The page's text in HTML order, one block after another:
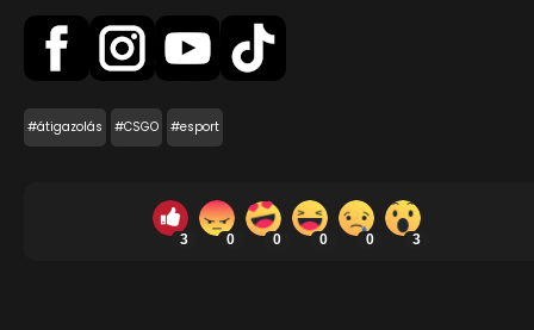
#átigazolás #CSGO #esport
3 0 0 0 0 3